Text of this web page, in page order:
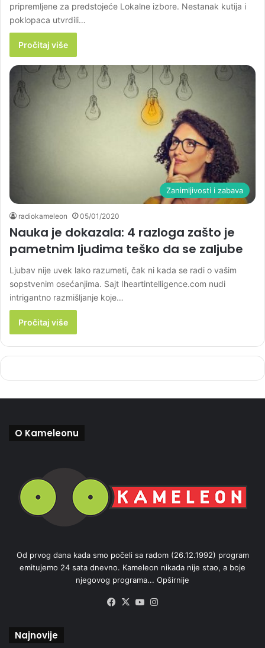
pripremljene za predstojeće Lokalne izbore. Nestanak kutija i
poklopaca utvrdili…
Pročitaj više
Zanimljivosti i zabava
radiokameleon 05/01/2020
Nauka je dokazala: 4 razloga zašto je
pametnim ljudima teško da se zaljube
Ljubav nije uvek lako razumeti, čak ni kada se radi o vašim
sopstvenim osećanjima. Sajt Iheartintelligence.com nudi
intrigantno razmišljanje koje…
Pročitaj više
O Kameleonu
Od prvog dana kada smo počeli sa radom (26.12.1992) program
emitujemo 24 sata dnevno. Kameleon nikada nije stao, a boje
njegovog programa... Opširnije
Facebook
X YouTube
Najnovije